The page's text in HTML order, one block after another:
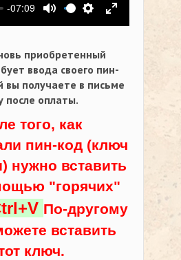
-07:09
Выключить звук
Настройки
На весь
приобретенный
ввода своего пин-
вы получаете в письме
после оплаты.
того, как
пин-код (ключ
нужно вставить
"горячих"
По-другому
вставить
ключ.